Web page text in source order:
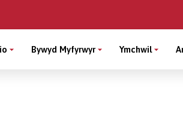
Bywyd Myfyrwyr Ymchwil